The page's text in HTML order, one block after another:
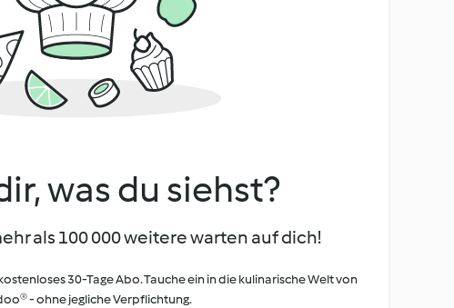
was du siehst?
als 100 000 weitere warten auf dich!
30-Tage Abo. Tauche ein in die kulinarische Welt von
- ohne jegliche Verpflichtung.